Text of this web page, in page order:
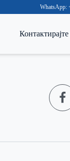
WhatsApp: